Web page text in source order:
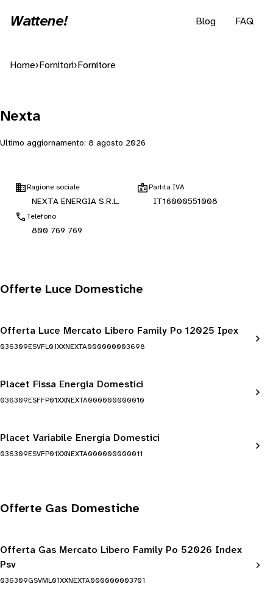
Wattene! Blog FAQ
Home› Fornitori› Fornitore
Nexta
Ultimo aggiornamento: 8 agosto 2026
Ragione sociale
NEXTA ENERGIA S.R.L.
Partita IVA
IT16000551008
Telefono
800 769 769
Offerte Luce Domestiche
Offerta Luce Mercato Libero Family Po 12025 Ipex
036309ESVFL01XXNEXTA000000003698
Placet Fissa Energia Domestici
036309ESFFP01XXNEXTA000000000010
Placet Variabile Energia Domestici
036309ESVFP01XXNEXTA000000000011
Offerte Gas Domestiche
Offerta Gas Mercato Libero Family Po 52026 Index
Psv
036309GSVML01XXNEXTA000000003701